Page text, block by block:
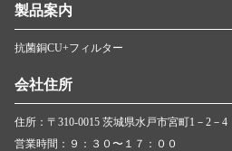
製品案内
抗菌銅CU+フィルター
会社住所
住所：〒310-0015 茨城県水戸市宮町1－2
営業時間：９：３０〜１７：００